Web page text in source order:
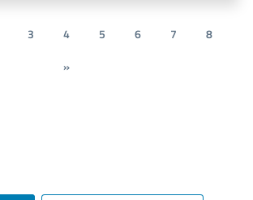
3 4 5 6 7
8
»